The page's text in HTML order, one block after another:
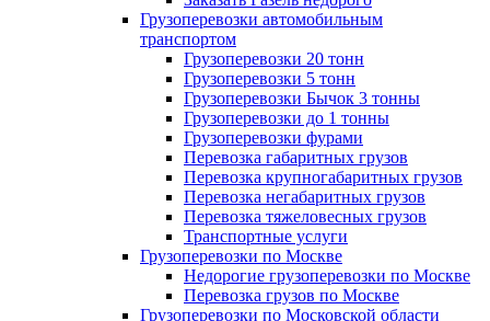
Грузоперевозки автомобильным
транспортом
Грузоперевозки 20 тонн
Грузоперевозки 5 тонн
Грузоперевозки Бычок 3 тонны
Грузоперевозки до 1 тонны
Грузоперевозки фурами
Перевозка габаритных грузов
Перевозка крупногабаритных грузов
Перевозка негабаритных грузов
Перевозка тяжеловесных грузов
Транспортные услуги
Грузоперевозки по Москве
Недорогие грузоперевозки по Москве
Перевозка грузов по Москве
Грузоперевозки по Московской области